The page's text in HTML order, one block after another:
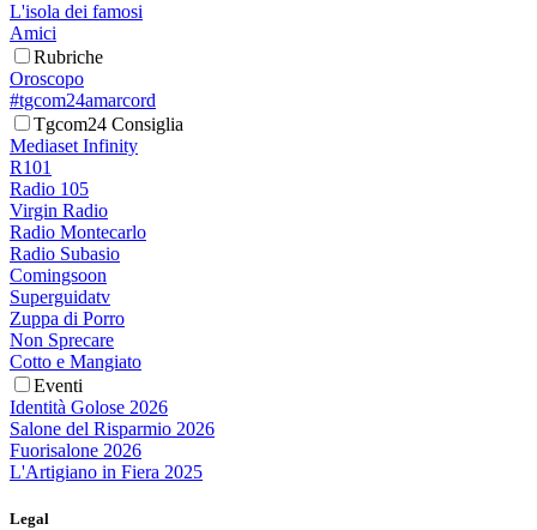
L'isola dei famosi
Amici
Rubriche
Oroscopo
#tgcom24amarcord
Tgcom24 Consiglia
Mediaset Infinity
R101
Radio 105
Virgin Radio
Radio Montecarlo
Radio Subasio
Comingsoon
Superguidatv
Zuppa di Porro
Non Sprecare
Cotto e Mangiato
Eventi
Identità Golose 2026
Salone del Risparmio 2026
Fuorisalone 2026
L'Artigiano in Fiera 2025
Legal